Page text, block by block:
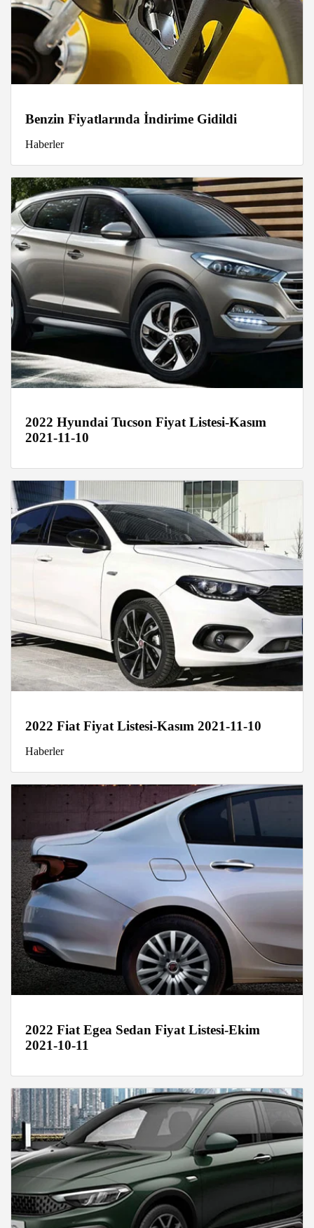
Benzin Fiyatlarında İndirime Gidildi
Haberler
2022 Hyundai Tucson Fiyat Listesi-Kasım
2021-11-10
2022 Fiat Fiyat Listesi-Kasım 2021-11-10
Haberler
2022 Fiat Egea Sedan Fiyat Listesi-Ekim
2021-10-11